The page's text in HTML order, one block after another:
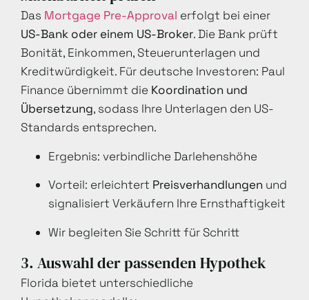
Das Mortgage Pre-Approval erfolgt bei einer
US-Bank oder einem US-Broker. Die Bank prüft
Bonität, Einkommen, Steuerunterlagen und
Kreditwürdigkeit. Für deutsche Investoren: Paul
Finance übernimmt die Koordination und
Übersetzung, sodass Ihre Unterlagen den US-
Standards entsprechen.
Ergebnis: verbindliche Darlehenshöhe
Vorteil: erleichtert Preisverhandlungen und
signalisiert Verkäufern Ihre Ernsthaftigkeit
Wir begleiten Sie Schritt für Schritt
3. Auswahl der passenden Hypothek
Florida bietet unterschiedliche